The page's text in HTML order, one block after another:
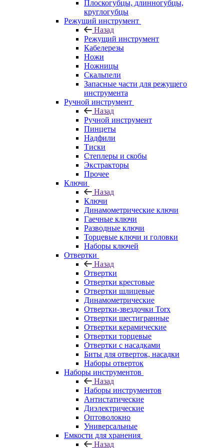
Плоскогубцы, длинногубцы,
круглогубцы
Режущий инструмент
Назад
Режущий инструмент
Кабелерезы
Ножи
Ножницы
Скальпели
Запасные части для режущего
инструмента
Ручной инструмент
Назад
Ручной инструмент
Пинцеты
Надфили
Тиски
Степлеры и скобы
Экстракторы
Прочее
Ключи
Назад
Ключи
Динамометрические ключи
Гаечные ключи
Разводные ключи
Торцевые ключи и головки
Наборы ключей
Отвертки
Назад
Отвертки
Отвертки крестовые
Отвертки шлицевые
Динамометрические
Отвертки-звездочки Torx
Отвертки шестигранные
Отвертки керамические
Отвертки торцевые
Отвертки с насадками
Биты для отверток, насадки
Наборы отверток
Наборы инструментов
Назад
Наборы инструментов
Антистатические
Диэлектрические
Оптоволокно
Универсальные
Емкости для хранения
Назад